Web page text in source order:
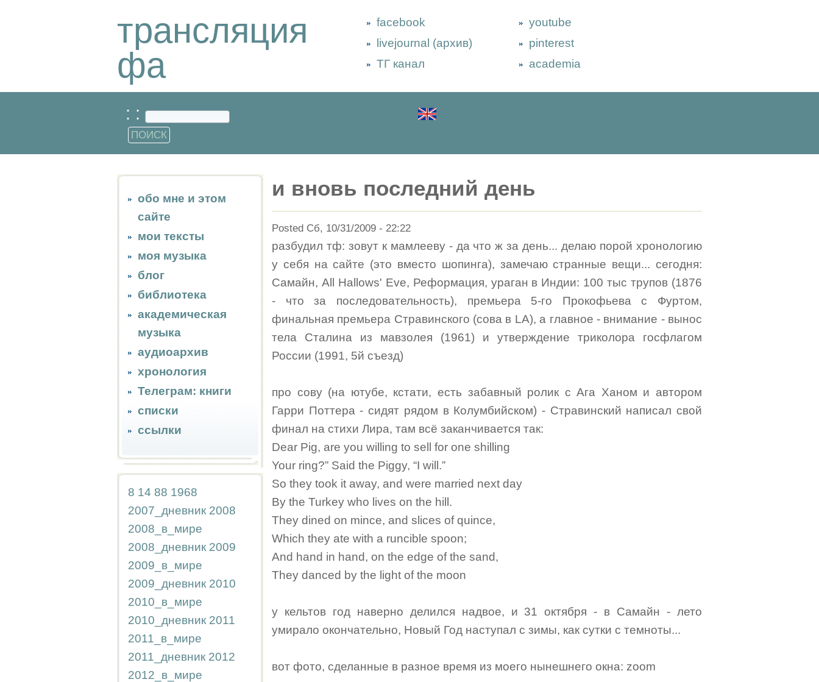
трансляция
фа
facebook
livejournal (архив)
ТГ канал
youtube
pinterest
academia
: :
обо мне и этом
сайте
мои тексты
моя музыка
блог
библиотека
академическая
музыка
аудиоархив
хронология
Телеграм: книги
списки
ссылки
8 14 88 1968
2007_дневник 2008
2008_в_мире
2008_дневник 2009
2009_в_мире
2009_дневник 2010
2010_в_мире
2010_дневник 2011
2011_в_мире
2011_дневник 2012
2012_в_мире
и вновь последний день
Posted Сб, 10/31/2009 - 22:22
разбудил тф: зовут к мамлееву - да что ж за день... делаю порой хронологию
у себя на сайте (это вместо шопинга), замечаю странные вещи... сегодня:
Самайн, All Hallows' Eve, Реформация, ураган в Индии: 100 тыс трупов (1876
- что за последовательность), премьера 5-го Прокофьева с Фуртом,
финальная премьера Стравинского (сова в LA), а главное - внимание - вынос
тела Сталина из мавзолея (1961) и утверждение триколора госфлагом
России (1991, 5й съезд)
про сову (на ютубе, кстати, есть забавный ролик с Ага Ханом и автором
Гарри Поттера - сидят рядом в Колумбийском) - Стравинский написал свой
финал на стихи Лира, там всё заканчивается так:
Dear Pig, are you willing to sell for one shilling
Your ring?” Said the Piggy, “I will.”
So they took it away, and were married next day
By the Turkey who lives on the hill.
They dined on mince, and slices of quince,
Which they ate with a runcible spoon;
And hand in hand, on the edge of the sand,
They danced by the light of the moon
у кельтов год наверно делился надвое, и 31 октября - в Самайн - лето
умирало окончательно, Новый Год наступал с зимы, как сутки с темноты...
вот фото, сделанные в разное время из моего нынешнего окна: zoom